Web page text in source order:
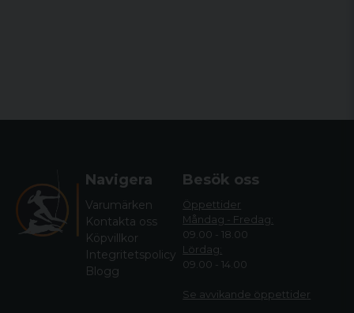
Navigera
Varumärken
Kontakta oss
Köpvillkor
Integritetspolicy
Blogg
Besök oss
Öppettider
Måndag - Fredag:
09.00 - 18.00
Lördag:
09.00 - 14.00
Se avvikande öppettider